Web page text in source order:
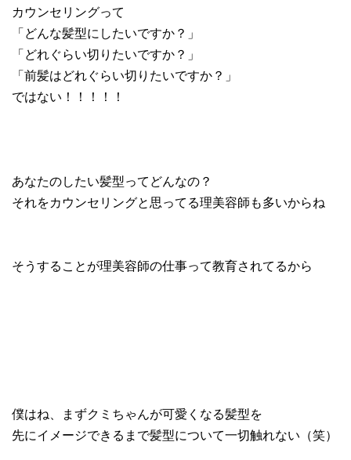
カウンセリングって
「どんな髪型にしたいですか？」
「どれぐらい切りたいですか？」
「前髪はどれぐらい切りたいですか？」
ではない！！！！！
あなたのしたい髪型ってどんなの？
それをカウンセリングと思ってる理美容師も多いからね
そうすることが理美容師の仕事って教育されてるから
僕はね、まずクミちゃんが可愛くなる髪型を
先にイメージできるまで髪型について一切触れない（笑）